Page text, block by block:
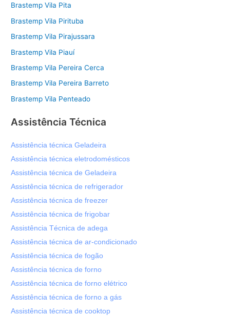
Brastemp Vila Pita
Brastemp Vila Pirituba
Brastemp Vila Pirajussara
Brastemp Vila Piauí
Brastemp Vila Pereira Cerca
Brastemp Vila Pereira Barreto
Brastemp Vila Penteado
Assistência Técnica
Assistência técnica Geladeira
Assistência técnica eletrodomésticos
Assistência técnica de Geladeira
Assistência técnica de refrigerador
Assistência técnica de freezer
Assistência técnica de frigobar
Assistência Técnica de adega
Assistência técnica de ar-condicionado
Assistência técnica de fogão
Assistência técnica de forno
Assistência técnica de forno elétrico
Assistência técnica de forno a gás
Assistência técnica de cooktop